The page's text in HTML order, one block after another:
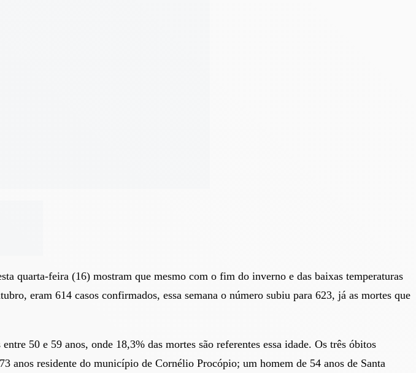
quarta-feira (16) mostram que mesmo com o fim do inverno e das baixas temperaturas
eram 614 casos confirmados, essa semana o número subiu para 623, já as mortes que
50 e 59 anos, onde 18,3% das mortes são referentes essa idade. Os três óbitos
anos residente do município de Cornélio Procópio; um homem de 54 anos de Santa